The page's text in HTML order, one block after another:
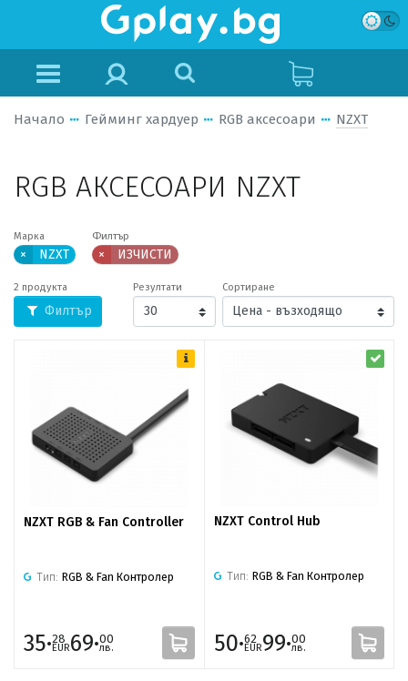
Начало Гейминг хардуер RGB аксесоари NZXT
RGB АКСЕСОАРИ NZXT
Марка
× NZXT
Филтър
× ИЗЧИСТИ
2 продукта
Филтър
Резултати Сортиране
NZXT RGB & Fan Controller
Тип: RGB & Fan Контролер
35·28
EUR69·00
лв.
NZXT Control Hub
Тип: RGB & Fan Контролер
50·62
EUR99·00
лв.